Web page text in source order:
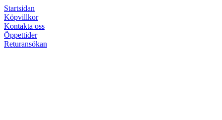
Startsidan
Köpvillkor
Kontakta oss
Öppettider
Returansökan